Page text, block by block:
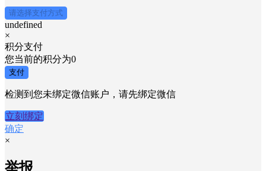
请选择支付方式
undefined
×
积分支付
您当前的积分为0
支付
检测到您未绑定微信账户，请先绑定微信
立刻绑定
确定
×
举报